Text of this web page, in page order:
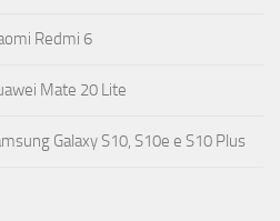
Redmi 6
Mate 20 Lite
Galaxy S10, S10e e S10 Plus